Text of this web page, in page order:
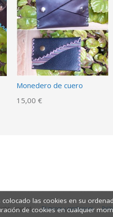
Monedero de cuero
15,00 €
reserved. Términos y condiciones
colocado las cookies en su
de cookies en cualquier